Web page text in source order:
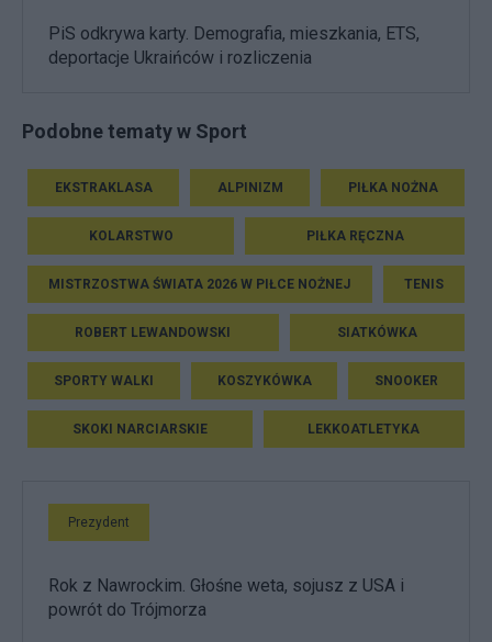
PiS odkrywa karty. Demografia, mieszkania, ETS,
deportacje Ukraińców i rozliczenia
Podobne tematy w Sport
EKSTRAKLASA ALPINIZM PIŁKA NOŻNA
KOLARSTWO PIŁKA RĘCZNA
MISTRZOSTWA ŚWIATA 2026 W PIŁCE NOŻNEJ TENIS
ROBERT LEWANDOWSKI SIATKÓWKA
SPORTY WALKI KOSZYKÓWKA SNOOKER
SKOKI NARCIARSKIE LEKKOATLETYKA
Prezydent
Rok z Nawrockim. Głośne weta, sojusz z USA i
powrót do Trójmorza